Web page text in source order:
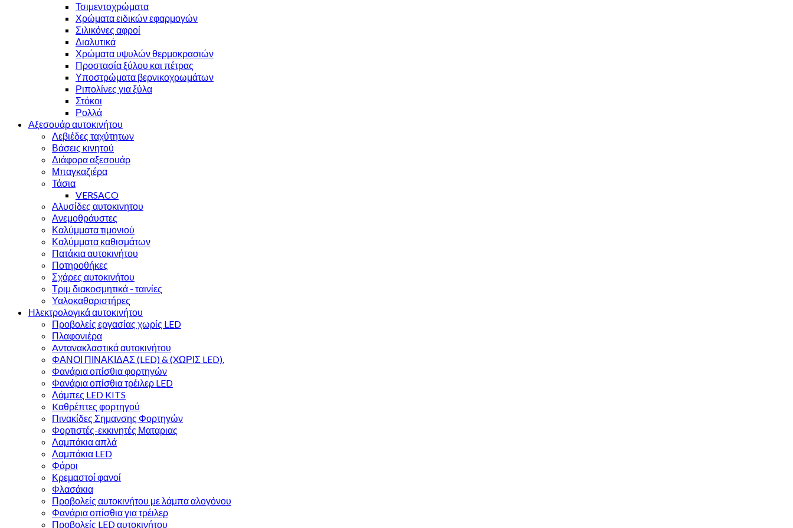
Τσιμεντοχρώματα
Χρώματα ειδικών εφαρμογών
Σιλικόνες αφροί
Διαλυτικά
Χρώματα υψυλών θερμοκρασιών
Προστασία ξύλου και πέτρας
Υποστρώματα βερνικοχρωμάτων
Ριπολίνες για ξύλα
Στόκοι
Ρολλά
Αξεσουάρ αυτοκινήτου
Λεβιέδες ταχύτητων
Βάσεις κινητού
Διάφορα αξεσουάρ
Μπαγκαζιέρα
Τάσια
VERSACO
Αλυσίδες αυτοκινητου
Ανεμοθράυστες
Καλύμματα τιμονιού
Καλύμματα καθισμάτων
Πατάκια αυτοκινήτου
Ποτηροθήκες
Σχάρες αυτοκινήτου
Τριμ διακοσμητικά - ταινίες
Υαλοκαθαριστήρες
Ηλεκτρολογικά αυτοκινήτου
Προβολείς εργασίας χωρίς LED
Πλαφονιέρα
Aντανακλαστικά αυτοκινήτου
ΦΑΝΟΙ ΠΙΝΑΚΙΔΑΣ (LED) & (XΩΡΙΣ LED).
Φανάρια οπίσθια φορτηγών
Φανάρια οπίσθια τρέιλερ LED
Λάμπες LED KITS
Kαθρέπτες φορτηγού
Πινακίδες Σημανσης Φορτηγών
Φορτιστές-εκκινητές Ματαριας
Λαμπάκια απλά
Λαμπάκια LED
Φάροι
Κρεμαστοί φανοί
Φλασάκια
Προβολείς αυτοκινήτου με λάμπα αλογόνου
Φανάρια οπίσθια για τρέιλερ
Προβολείς LED αυτοκινήτου